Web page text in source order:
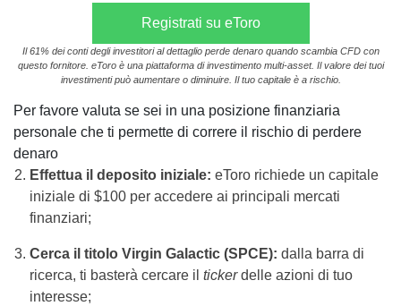
Registrati su eToro
Il 61% dei conti degli investitori al dettaglio perde denaro quando scambia CFD con
questo fornitore. eToro è una piattaforma di investimento multi-asset. Il valore dei tuoi
investimenti può aumentare o diminuire. Il tuo capitale è a rischio.
Per favore valuta se sei in una posizione finanziaria
personale che ti permette di correre il rischio di perdere
denaro
Effettua il deposito iniziale: eToro richiede un capitale
iniziale di $100 per accedere ai principali mercati
finanziari;
Cerca il titolo Virgin Galactic (SPCE): dalla barra di
ricerca, ti basterà cercare il tickerdelle azioni di tuo
interesse;